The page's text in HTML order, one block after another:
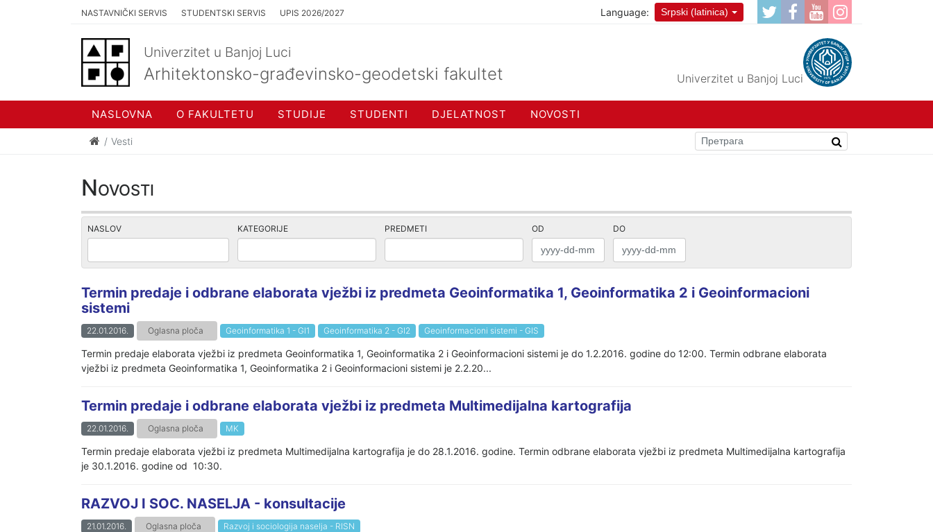
NASTAVNIČKI SERVIS STUDENTSKI SERVIS UPIS 2026/2027 Language: Srpski (latinica)
Univerzitet u Banjoj Luci
Arhitektonsko-građevinsko-geodetski fakultet Univerzitet u Banjoj Luci
NASLOVNA O FAKULTETU STUDIJE STUDENTI DJELATNOST NOVOSTI
Vesti
Novosti
NASLOV KATEGORIJE PREDMETI OD DO
Termin predaje i odbrane elaborata vježbi iz predmeta Geoinformatika 1, Geoinformatika 2 i Geoinformacioni
sistemi
22.01.2016. Oglasna ploča Geoinformatika 1 - GI1 Geoinformatika 2 - GI2 Geoinformacioni sistemi - GIS
Termin predaje elaborata vježbi iz predmeta Geoinformatika 1, Geoinformatika 2 i Geoinformacioni sistemi je do 1.2.2016. godine do 12:00. Termin odbrane elaborata
vježbi iz predmeta Geoinformatika 1, Geoinformatika 2 i Geoinformacioni sistemi je 2.2.20...
Termin predaje i odbrane elaborata vježbi iz predmeta Multimedijalna kartografija
22.01.2016. Oglasna ploča MK
Termin predaje elaborata vježbi iz predmeta Multimedijalna kartografija je do 28.1.2016. godine. Termin odbrane elaborata vježbi iz predmeta Multimedijalna kartografija
je 30.1.2016. godine od 10:30.
RAZVOJ I SOC. NASELJA - konsultacije
21.01.2016. Oglasna ploča Razvoj i sociologija naselja - RISN